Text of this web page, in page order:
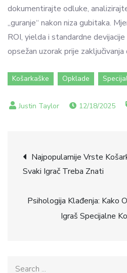
dokumentirajte odluke,
„guranje“ nakon niza gubitaka.
ROI, yielda i standardne
opsežan uzorak prije
Košarkaške Opklade
12/18/2025
Post
navigation
Najpopularnije Vrste
Svaki Igrač Treba Znati
Psihologija Klađenja: Kako
Igraš Specijalne